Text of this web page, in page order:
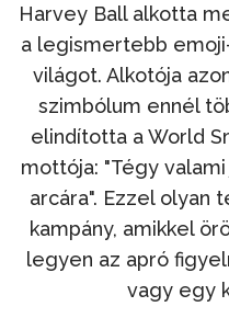
Harvey Ball alkotta
a legismertebb
világot. Alkotója
szimbólum ennél
elindította a World
mottója: "Tégy
arcára". Ezzel olyan
kampány, amikkel
legyen az apró
vagy egy